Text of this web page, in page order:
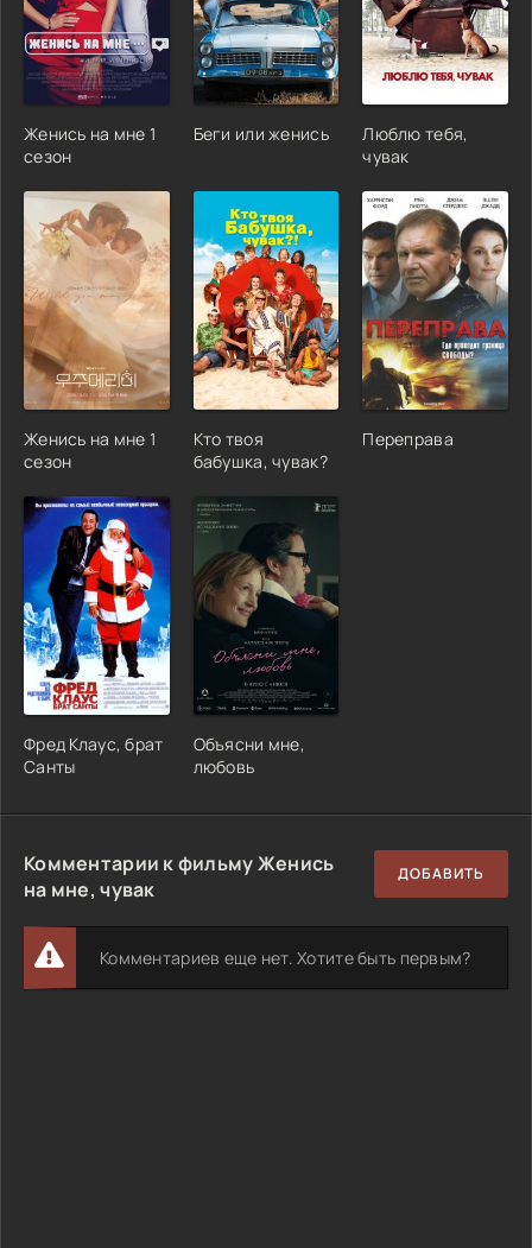
Женись на мне 1
сезон
Беги или женись
Люблю тебя,
чувак
Женись на мне 1
сезон
Кто твоя
бабушка, чувак?
Переправа
Фред Клаус, брат
Санты
Объясни мне,
любовь
Комментарии к фильму Женись
на мне, чувак
ДОБАВИТЬ
Комментариев еще нет. Хотите быть первым?